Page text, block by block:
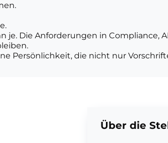
Die Anforderungen in Compliance,
Persönlichkeit, die nicht nur
Über die